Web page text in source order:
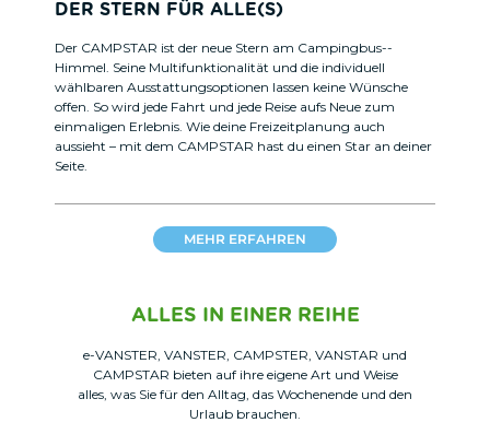
DER STERN FÜR ALLE(S)
Der CAMPSTAR ist der neue Stern am Campingbus-­
Himmel. Seine Multifunktionalität und die individuell
wählbaren Ausstattungsoptionen lassen keine ­Wünsche
offen. So wird jede Fahrt und jede Reise aufs Neue zum
einmaligen Erlebnis. Wie deine Freizeit­planung auch
aussieht – mit dem CAMPSTAR hast du einen Star an deiner
Seite.
MEHR ERFAHREN
ALLES IN EINER REIHE
e-VANSTER, VANSTER, CAMPSTER, VANSTAR und
CAMPSTAR bieten auf ihre eigene Art und Weise
alles, was Sie für den Alltag, das Wochenende und den
Urlaub brauchen.